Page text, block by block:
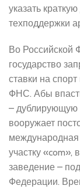
указать
техподдержки
Во Российской
государство
ставки на
ФНС. Абы
– дублирующую
вооружает
участку «com»,
заведение –
Федерации.